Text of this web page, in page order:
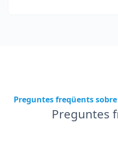
Preguntes freqüents
Preguntes